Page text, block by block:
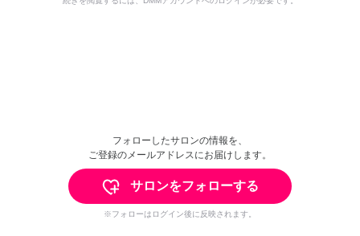
フォローしたサロンの情報を、
ご登録のメールアドレスにお届けします。
サロンをフォローする
※フォローはログイン後に反映されます。